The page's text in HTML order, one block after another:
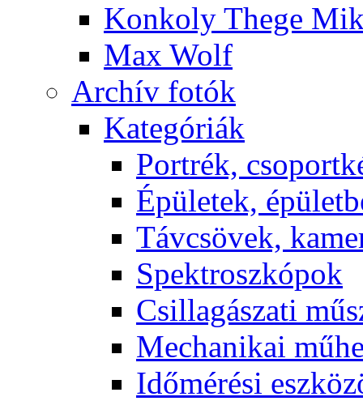
Kon­koly The­ge
Max Wolf
Ar­chív fo­tók
Ka­te­gó­ri­ák
Port­rék,
Épü­le­tek,
Táv­csö­vek,
Spekt­rosz­kó­pok
Csil­la­gá­sza­ti
Me­cha­ni­kai
Idő­mé­ré­si